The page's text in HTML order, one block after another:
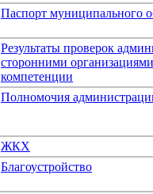
Паспорт муниципального
Результаты проверок
сторонними
компетенции
Полномочия
ЖКХ
Благоустройство